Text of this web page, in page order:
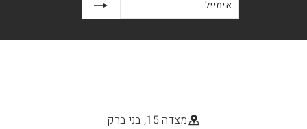
מצדה 15, בני ברק